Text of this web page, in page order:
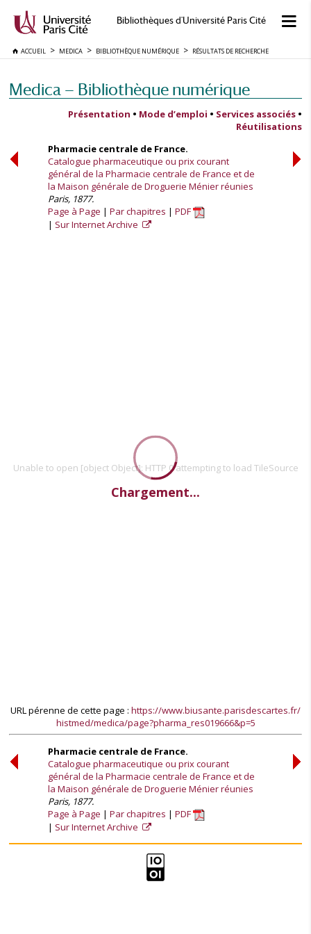
Bibliothèques d'Université Paris Cité
ACCUEIL MEDICA BIBLIOTHÈQUE NUMÉRIQUE RÉSULTATS DE RECHERCHE
Medica — Bibliothèque numérique
Présentation • Mode d’emploi • Services associés •
Réutilisations
Pharmacie centrale de France.
Catalogue pharmaceutique ou prix courant
général de la Pharmacie centrale de France et de
la Maison générale de Droguerie Ménier réunies
Paris, 1877.
Page à Page
Par chapitres
PDF
Sur Internet Archive
Unable to open [object Object]: HTTP 0 attempting to load TileSource
Chargement...
URL pérenne de cette page : https://www.biusante.parisdescartes.fr/
histmed/medica/page?pharma_res019666&p=5
Pharmacie centrale de France.
Catalogue pharmaceutique ou prix courant
général de la Pharmacie centrale de France et de
la Maison générale de Droguerie Ménier réunies
Paris, 1877.
Page à Page
Par chapitres
PDF
Sur Internet Archive